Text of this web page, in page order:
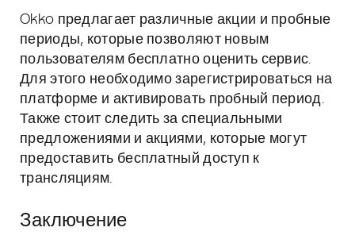
Okko предлагает различные акции и пробные
периоды, которые позволяют новым
пользователям бесплатно оценить сервис.
Для этого необходимо зарегистрироваться на
платформе и активировать пробный период.
Также стоит следить за специальными
предложениями и акциями, которые могут
предоставить бесплатный доступ к
трансляциям.
Заключение